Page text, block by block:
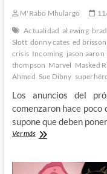
M'Rabo Mhulargo
Actualidad al ewing
Slott donny cates ed brisson
crisis Incoming jason aaron
thompson Marvel Masked
Ahmed Sue Dibny
Los anuncios del
comenzaron hace
supone que deben
Ver másLlega
nuevo